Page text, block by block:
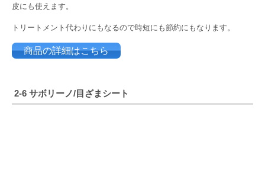
皮にも使えます。
トリートメント代わりにもなるので時短にも節約にもなります。
商品の詳細はこちら
2-6 サボリーノ/目ざまシート